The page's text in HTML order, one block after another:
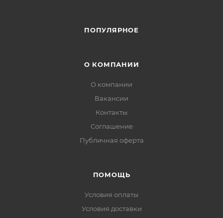
ПОПУЛЯРНОЕ
О КОМПАНИИ
О компании
Вакансии
Контакты
Соглашение
Публичная оферта
ПОМОЩЬ
Условия оплаты
Условия доставки